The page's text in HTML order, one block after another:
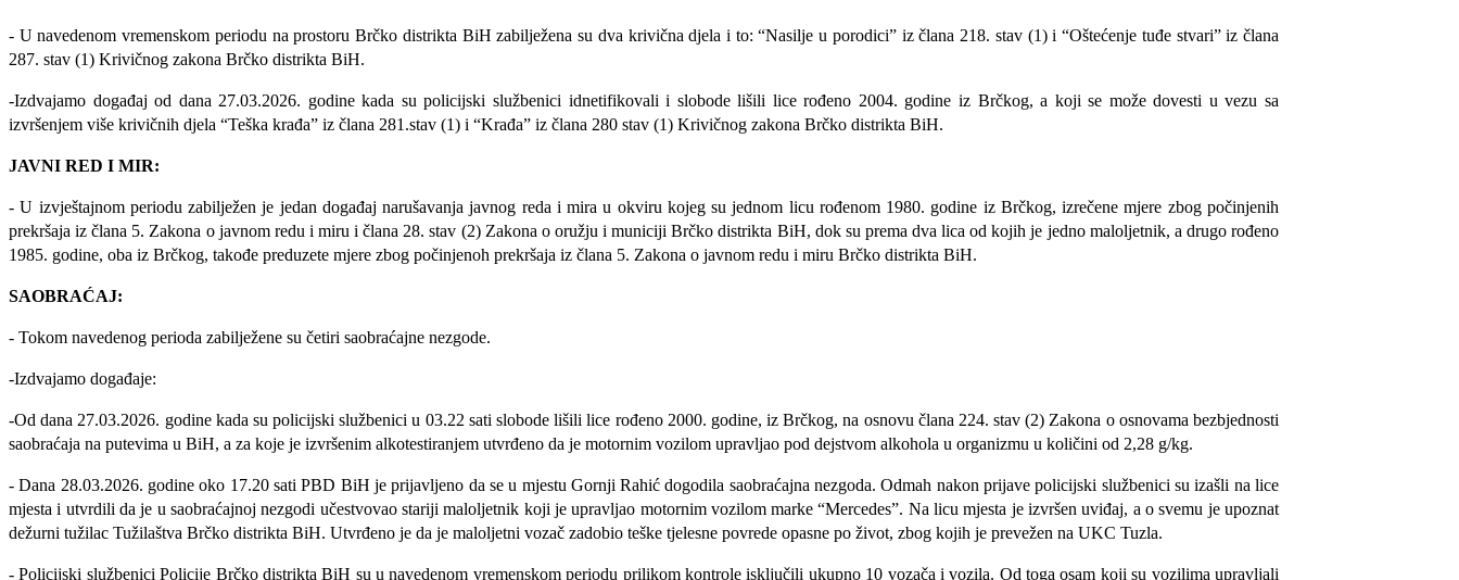
- U navedenom vremenskom periodu na prostoru Brčko distrikta BiH zabilježena su dva krivična djela i to: “Nasilje u porodici” iz člana 218. stav (1) i “Oštećenje tuđe stvari” iz člana
287. stav (1) Krivičnog zakona Brčko distrikta BiH.
-Izdvajamo događaj od dana 27.03.2026. godine kada su policijski službenici idnetifikovali i slobode lišili lice rođeno 2004. godine iz Brčkog, a koji se može dovesti u vezu sa
izvršenjem više krivičnih djela “Teška krađa” iz člana 281.stav (1) i “Krađa” iz člana 280 stav (1) Krivičnog zakona Brčko distrikta BiH.
JAVNI RED I MIR:
- U izvještajnom periodu zabilježen je jedan događaj narušavanja javnog reda i mira u okviru kojeg su jednom licu rođenom 1980. godine iz Brčkog, izrečene mjere zbog počinjenih
prekršaja iz člana 5. Zakona o javnom redu i miru i člana 28. stav (2) Zakona o oružju i municiji Brčko distrikta BiH, dok su prema dva lica od kojih je jedno maloljetnik, a drugo rođeno
1985. godine, oba iz Brčkog, takođe preduzete mjere zbog počinjenoh prekršaja iz člana 5. Zakona o javnom redu i miru Brčko distrikta BiH.
SAOBRAĆAJ:
- Tokom navedenog perioda zabilježene su četiri saobraćajne nezgode.
-Izdvajamo događaje:
-Od dana 27.03.2026. godine kada su policijski službenici u 03.22 sati slobode lišili lice rođeno 2000. godine, iz Brčkog, na osnovu člana 224. stav (2) Zakona o osnovama bezbjednosti
saobraćaja na putevima u BiH, a za koje je izvršenim alkotestiranjem utvrđeno da je motornim vozilom upravljao pod dejstvom alkohola u organizmu u količini od 2,28 g/kg.
- Dana 28.03.2026. godine oko 17.20 sati PBD BiH je prijavljeno da se u mjestu Gornji Rahić dogodila saobraćajna nezgoda. Odmah nakon prijave policijski službenici su izašli na lice
mjesta i utvrdili da je u saobraćajnoj nezgodi učestvovao stariji maloljetnik koji je upravljao motornim vozilom marke “Mercedes”. Na licu mjesta je izvršen uviđaj, a o svemu je upoznat
dežurni tužilac Tužilaštva Brčko distrikta BiH. Utvrđeno je da je maloljetni vozač zadobio teške tjelesne povrede opasne po život, zbog kojih je prevežen na UKC Tuzla.
-Policijski službenici Policije Brčko distrikta BiH su u navedenom vremenskom periodu prilikom kontrole isključili ukupno 10 vozača i vozila. Od toga osam koji su vozilima upravljali